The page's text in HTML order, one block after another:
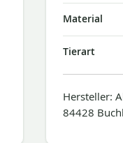
Material
Tierart
Hersteller:
84428